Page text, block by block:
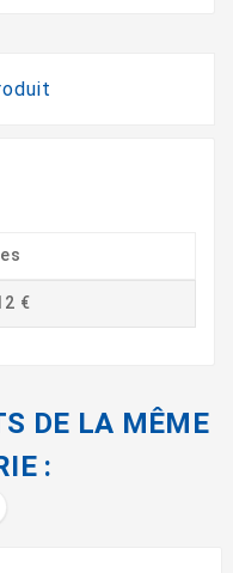
€
DE LA MÊME
: